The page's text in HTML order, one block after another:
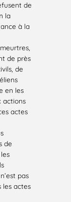
de
la
à la
de près
de
en les
actions
actes
de
pas
les actes